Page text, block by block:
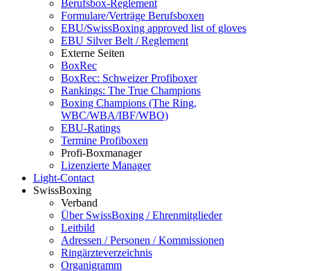
Berufsbox-Reglement
Formulare/Verträge Berufsboxen
EBU/SwissBoxing approved list of gloves
EBU Silver Belt / Reglement
Externe Seiten
BoxRec
BoxRec: Schweizer Profiboxer
Rankings: The True Champions
Boxing Champions (The Ring,
WBC/WBA/IBF/WBO)
EBU-Ratings
Termine Profiboxen
Profi-Boxmanager
Lizenzierte Manager
Light-Contact
SwissBoxing
Verband
Über SwissBoxing / Ehrenmitglieder
Leitbild
Adressen / Personen / Kommissionen
Ringärzteverzeichnis
Organigramm